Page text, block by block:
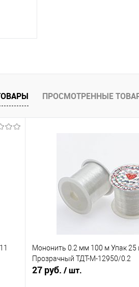
ПРОСМОТРЕННЫЕ
Мононить 0.2 мм 100 м Упак 25
Прозрачный ТДТ-М-12950/0.2
27 руб. / шт.